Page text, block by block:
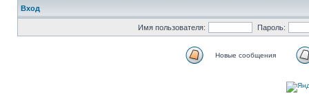
Вход
Имя пользователя: Пароль:
Новые сообщения